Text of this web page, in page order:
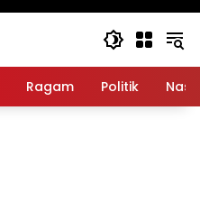
Ragam Politik